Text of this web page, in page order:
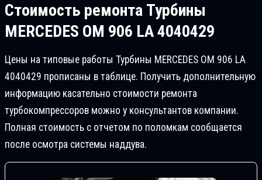
Стоимость ремонта Турбины
MERCEDES OM 906 LA 4040429
Цены на типовые работы Турбины MERCEDES OM 906 LA
4040429 прописаны в таблице. Получить дополнительную
информацию касательно стоимости ремонта
турбокомпрессоров можно у консультантов компании.
Полная стоимость с отчетом по поломкам сообщается
после осмотра системы наддува.